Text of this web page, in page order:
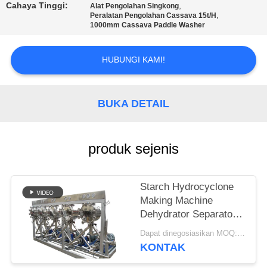
KAMI
PENAWARAN
SITEMAP
KEBIJAKAN
PRIVASI
Cahaya Tinggi: Alat Pengolahan Singkong,
Peralatan Pengolahan Cassava 15t/H ,
1000mm Cassava Paddle Washer
HUBUNGI KAMI!
BUKA DETAIL
produk sejenis
Starch Hydrocyclone
Making Machine
Dehydrator Separator
Peralatan
Dapat dinegosiasikan MOQ:1 SET
KONTAK